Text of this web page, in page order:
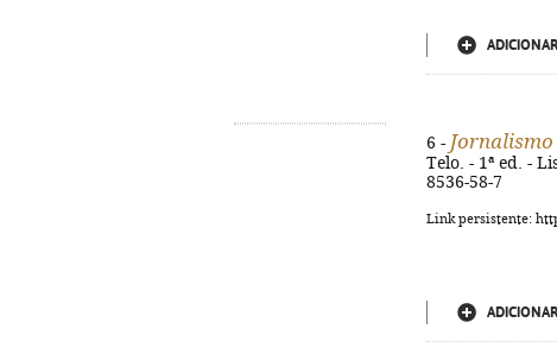
6 - Jornalismo
Telo. - 1ª ed. -
8536-58-7
Link persistente: